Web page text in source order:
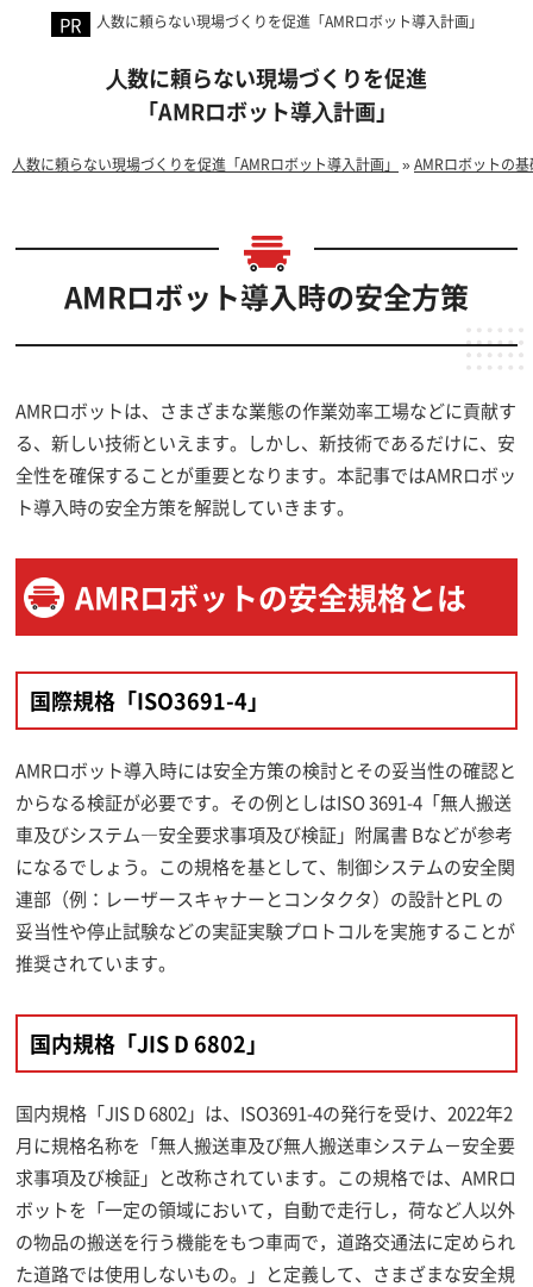
人数に頼らない現場づくりを促進「AMRロボット導入計画」
⼈数に頼らない現場づくりを促進
「AMRロボット導⼊計画」
人数に頼らない現場づくりを促進「AMRロボット導入計画」 »AMRロボットの
AMRロボット導入時の安全方策
AMRロボットは、さまざまな業態の作業効率工場などに貢献す
る、新しい技術といえます。しかし、新技術であるだけに、安
全性を確保することが重要となります。本記事ではAMRロボッ
ト導入時の安全方策を解説していきます。
AMRロボットの安全規格とは
国際規格「ISO3691-4」
AMRロボット導入時には安全方策の検討とその妥当性の確認と
からなる検証が必要です。その例としはISO 3691-4「無人搬送
車及びシステム―安全要求事項及び検証」附属書 Bなどが参考
になるでしょう。この規格を基として、制御システムの安全関
連部（例：レーザースキャナーとコンタクタ）の設計とPL の
妥当性や停止試験などの実証実験プロトコルを実施することが
推奨されています。
国内規格「JIS D 6802」
国内規格「JIS D 6802」は、ISO3691-4の発行を受け、2022年2
月に規格名称を「無人搬送車及び無人搬送車システム－安全要
求事項及び検証」と改称されています。この規格では、AMRロ
ボットを「一定の領域において，自動で走行し，荷など人以外
の物品の搬送を行う機能をもつ車両で，道路交通法に定められ
た道路では使用しないもの。」と定義して、さまざまな安全規